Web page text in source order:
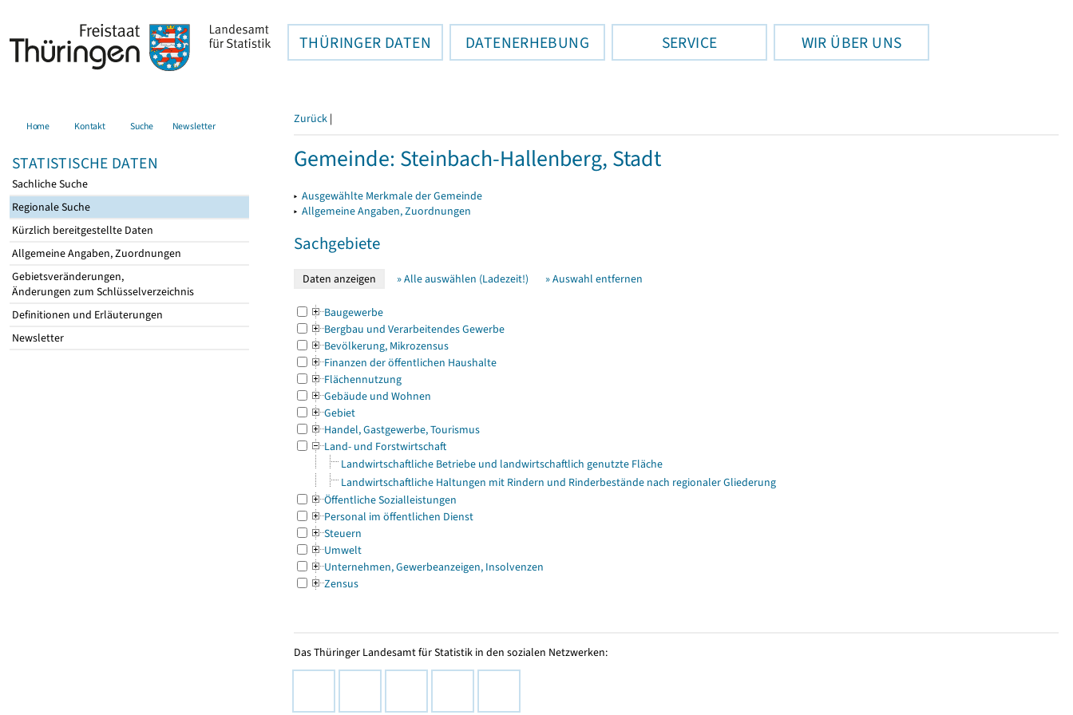
THÜRINGER DATEN DATENERHEBUNG SERVICE WIR ÜBER UNS
Home Kontakt Suche Newsletter
STATISTISCHE DATEN
Sachliche Suche
Regionale Suche
Kürzlich bereitgestellte Daten
Allgemeine Angaben, Zuordnungen
Gebietsveränderungen,
Änderungen zum Schlüsselverzeichnis
Definitionen und Erläuterungen
Newsletter
Zurück |
Gemeinde: Steinbach-Hallenberg, Stadt
▸ Ausgewählte Merkmale der Gemeinde
▸ Allgemeine Angaben, Zuordnungen
Sachgebiete
» Alle auswählen (Ladezeit!) » Auswahl entfernen
Baugewerbe
Bergbau und Verarbeitendes Gewerbe
Bevölkerung, Mikrozensus
Finanzen der öffentlichen Haushalte
Flächennutzung
Gebäude und Wohnen
Gebiet
Handel, Gastgewerbe, Tourismus
Land- und Forstwirtschaft
Landwirtschaftliche Betriebe und landwirtschaftlich genutzte Fläche
Landwirtschaftliche Haltungen mit Rindern und Rinderbestände nach regionaler Gliederung
Öffentliche Sozialleistungen
Personal im öffentlichen Dienst
Steuern
Umwelt
Unternehmen, Gewerbeanzeigen, Insolvenzen
Zensus
Das Thüringer Landesamt für Statistik in den sozialen Netzwerken: